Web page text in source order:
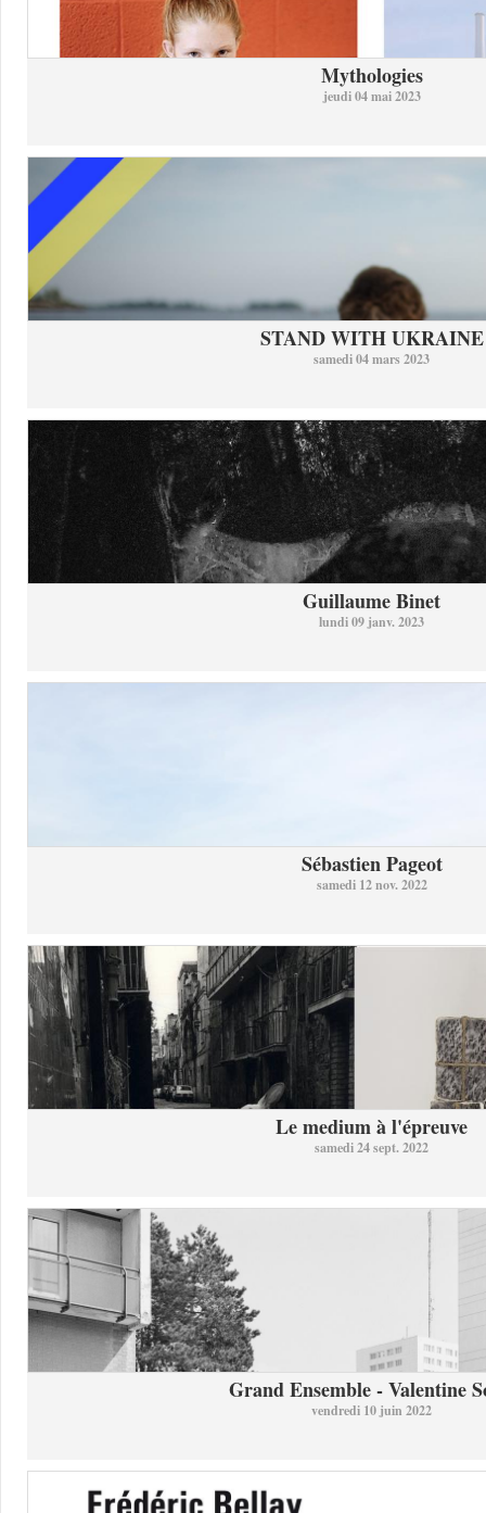
Mythologies
jeudi 04 mai 2023
STAND WITH UKRAINE
samedi 04 mars 2023
Guillaume Binet
lundi 09 janv. 2023
Sébastien Pageot
samedi 12 nov. 2022
Le medium à l'épreuve
samedi 24 sept. 2022
Grand Ensemble - Valentine
vendredi 10 juin 2022